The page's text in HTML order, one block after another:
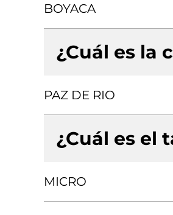
BOYACA
¿Cuál es la
PAZ DE RIO
¿Cuál es el
MICRO